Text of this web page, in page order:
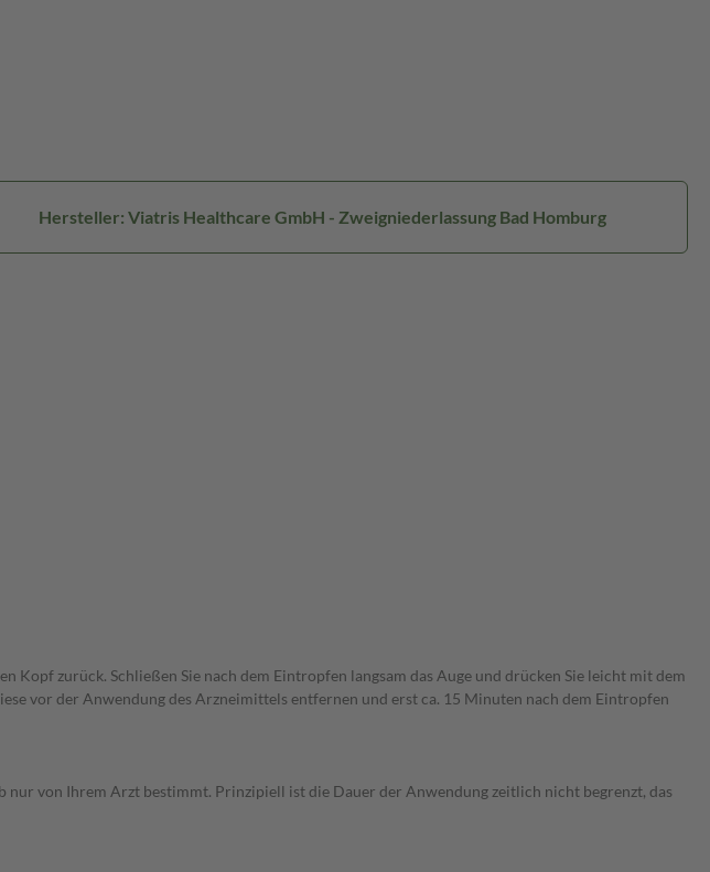
Hersteller: Viatris Healthcare GmbH - Zweigniederlassung Bad Homburg
Kopf zurück. Schließen Sie nach dem Eintropfen langsam das Auge und drücken Sie leicht mit dem
vor der Anwendung des Arzneimittels entfernen und erst ca. 15 Minuten nach dem Eintropfen
von Ihrem Arzt bestimmt. Prinzipiell ist die Dauer der Anwendung zeitlich nicht begrenzt, das